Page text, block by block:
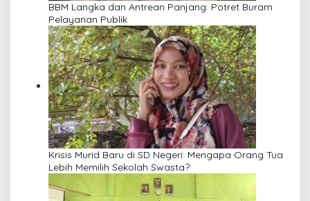
BBM Langka dan Antrean Panjang: Potret Buram
Pelayanan Publik
Krisis Murid Baru di SD Negeri: Mengapa Orang Tua
Lebih Memilih Sekolah Swasta?